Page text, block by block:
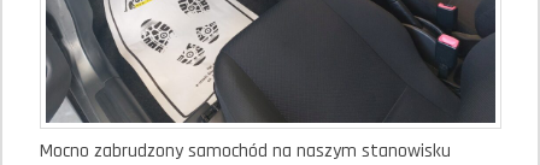
Mocno zabrudzony samochód na naszym stanowisku